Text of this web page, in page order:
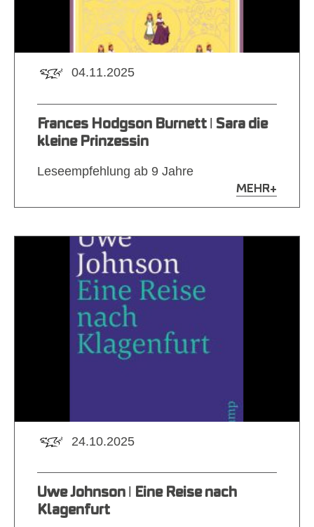
Frances Hodgson Burnett ǀ Sara die
kleine Prinzessin
Leseempfehlung ab 9 Jahre
MEHR+
04.11.2025
Uwe Johnson ǀ Eine Reise nach
Klagenfurt
24.10.2025